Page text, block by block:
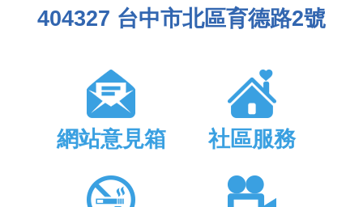
404327 台中市北區育德路2號
網站意見箱 社區服務